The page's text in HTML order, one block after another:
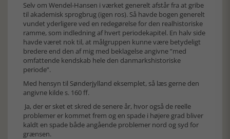
Selv om Wendel-Hansen i værket generelt afstår fra at gribe
til akademisk sprogbrug (igen ros). Så havde bogen generelt
vundet yderligere ved en redegørelse for den realhistoriske
ramme, som indledning af hvert periodekapitel. En halv side
havde været nok til, at målgruppen kunne være betydeligt
bredere end den af mig med beklagelse angivne ”med
omfattende kendskab hele den danmarkshistoriske
periode”.
Med hensyn til Sønderjylland eksemplet, så læs gerne den
angivne kilde s. 160 ff.
Ja, der er sket et skred de senere år, hvor også de reelle
problemer er kommet frem og en spade i højere grad bliver
kaldt en spade både angående problemer nord og syd for
grænsen.